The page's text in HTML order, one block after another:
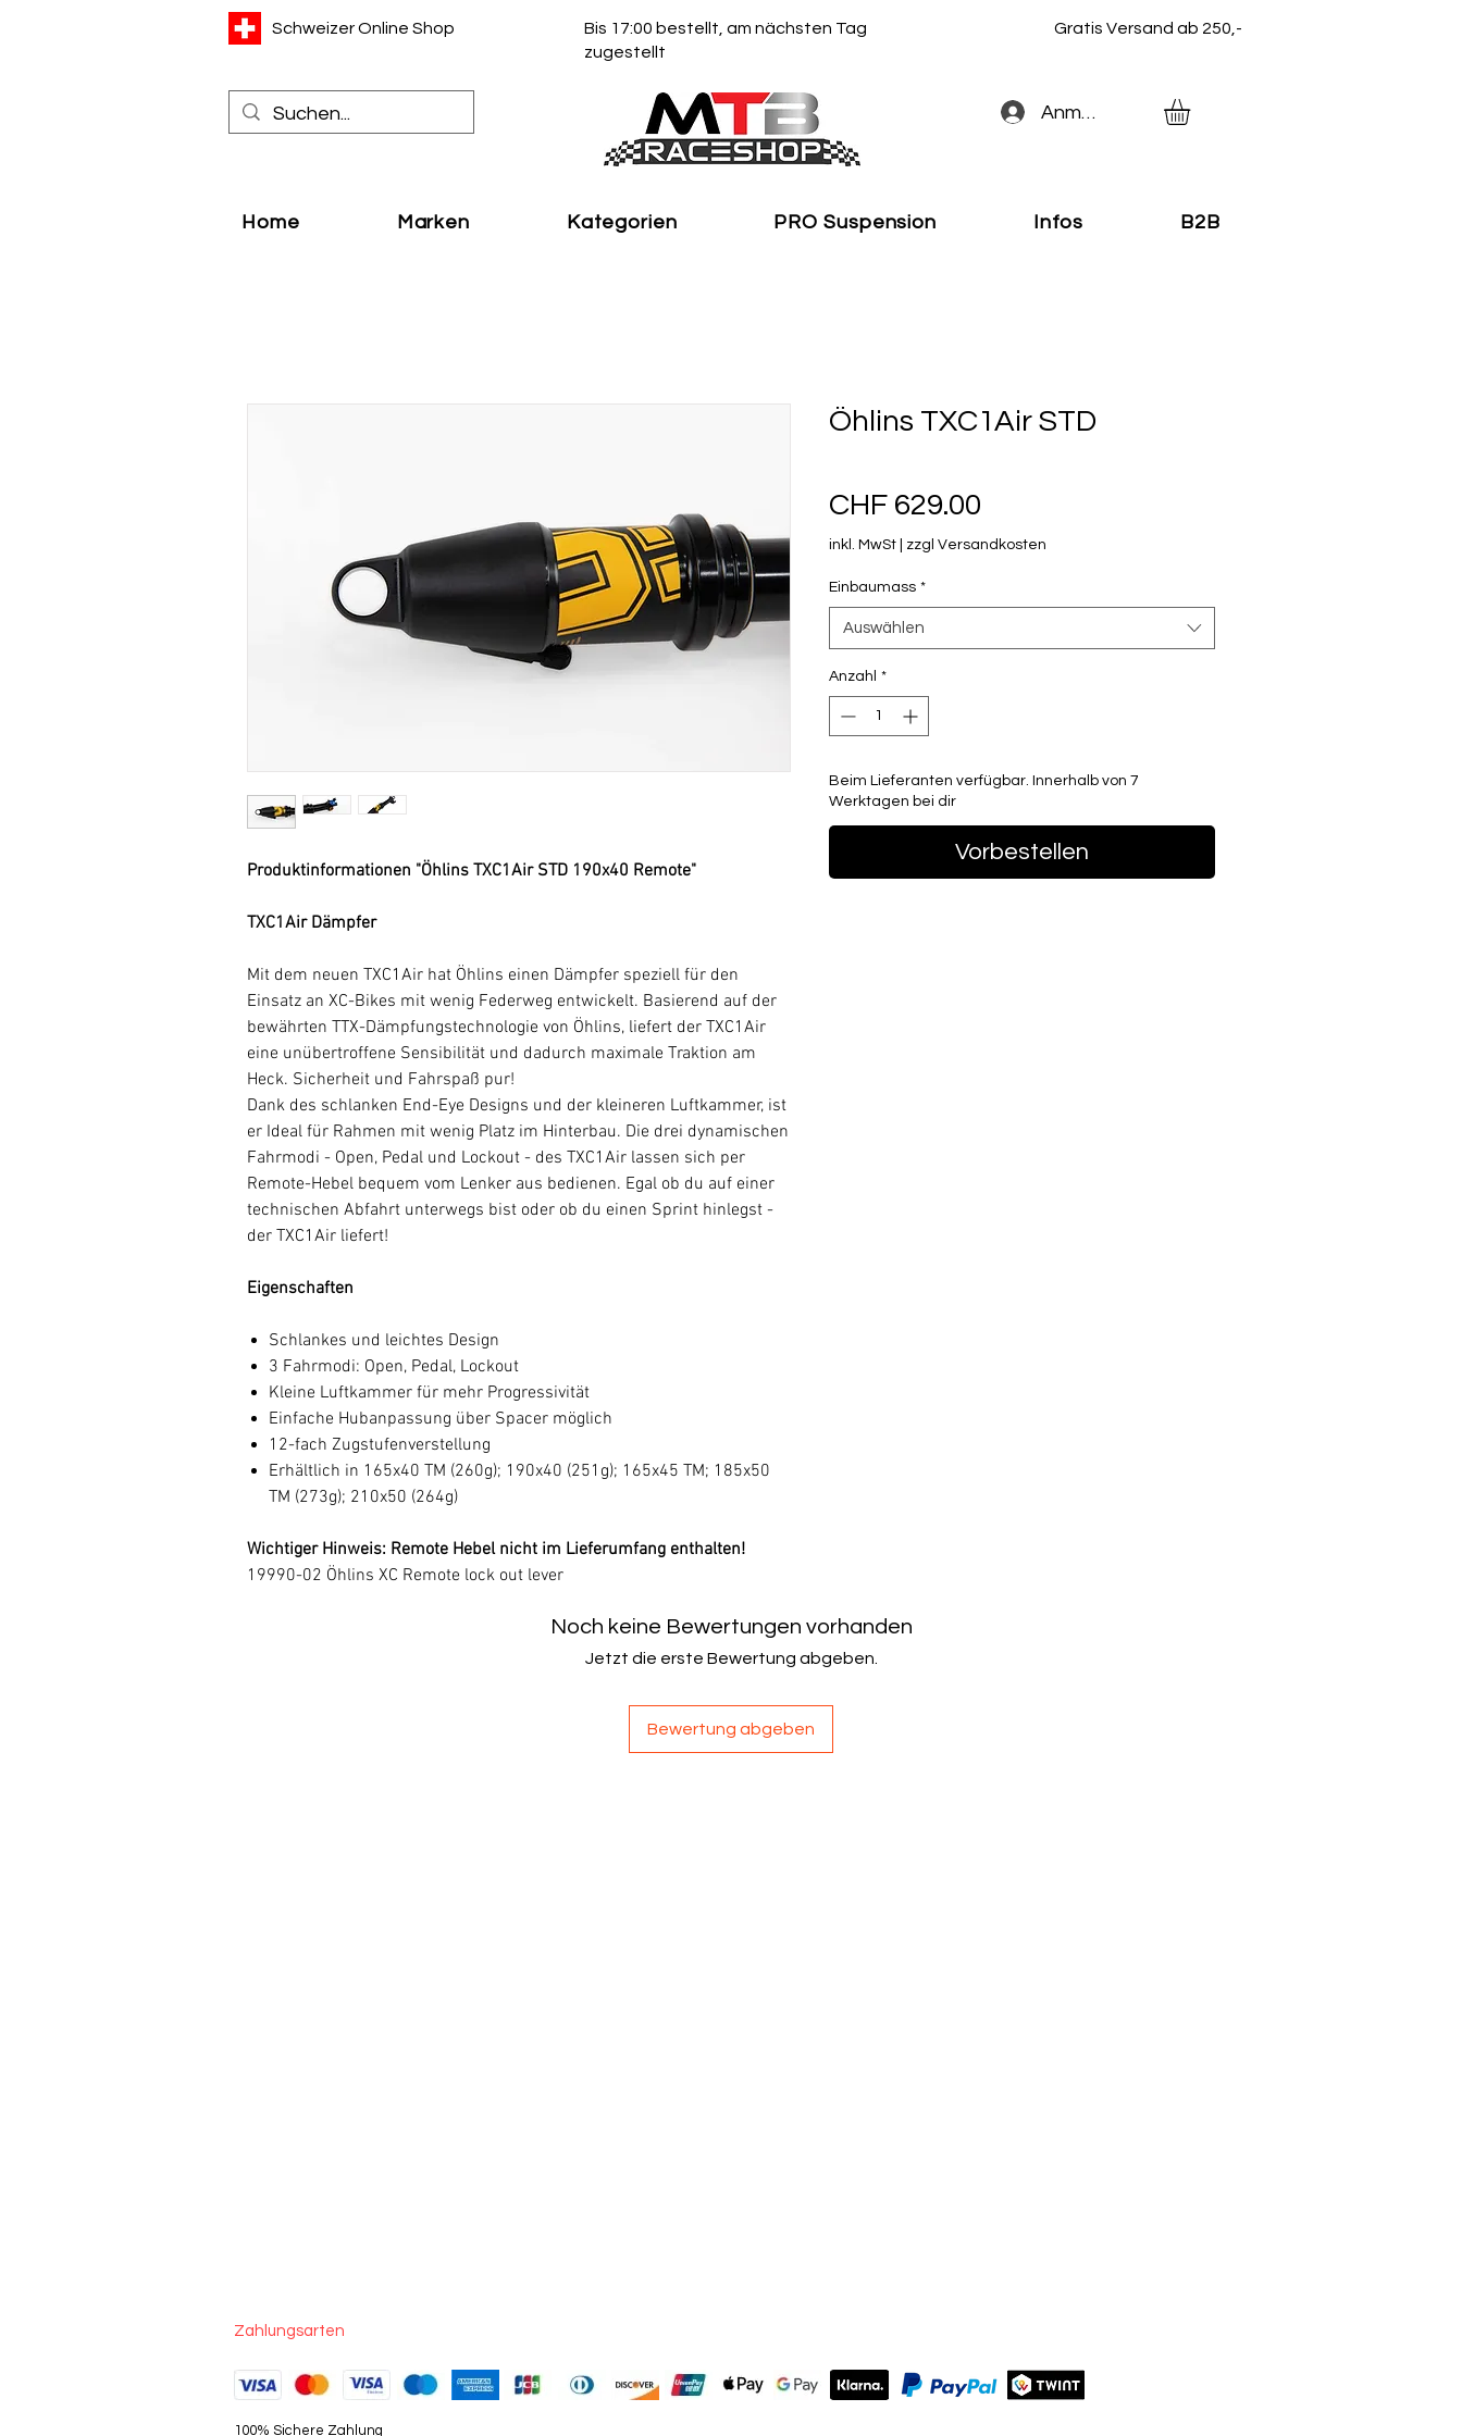
Schweizer Online Shop
Bis 17:00 bestellt, am nächsten Tag
zugestellt
Gratis Versand ab 250,-
Anmelden
Home Marken Kategorien PRO Suspension Infos B2B
Produktinformationen "Öhlins TXC1Air STD 190x40 Remote"
TXC1Air Dämpfer
Mit dem neuen TXC1Air hat Öhlins einen Dämpfer speziell für den
Einsatz an XC-Bikes mit wenig Federweg entwickelt. Basierend auf der
bewährten TTX-Dämpfungstechnologie von Öhlins, liefert der TXC1Air
eine unübertroffene Sensibilität und dadurch maximale Traktion am
Heck. Sicherheit und Fahrspaß pur!
Dank des schlanken End-Eye Designs und der kleineren Luftkammer, ist
er Ideal für Rahmen mit wenig Platz im Hinterbau. Die drei dynamischen
Fahrmodi - Open, Pedal und Lockout - des TXC1Air lassen sich per
Remote-Hebel bequem vom Lenker aus bedienen. Egal ob du auf einer
technischen Abfahrt unterwegs bist oder ob du einen Sprint hinlegst -
der TXC1Air liefert!
Eigenschaften
Schlankes und leichtes Design
3 Fahrmodi: Open, Pedal, Lockout
Kleine Luftkammer für mehr Progressivität
Einfache Hubanpassung über Spacer möglich
12-fach Zugstufenverstellung
Erhältlich in 165x40 TM (260g); 190x40 (251g); 165x45 TM; 185x50
TM (273g); 210x50 (264g)
Wichtiger Hinweis: Remote Hebel nicht im Lieferumfang enthalten!
19990-02 Öhlins XC Remote lock out lever
Öhlins TXC1Air STD
CHF 629.00
inkl. MwSt zzgl Versandkosten
Einbaumass *
Auswählen
Anzahl *
Beim Lieferanten verfügbar. Innerhalb von 7
Werktagen bei dir
Vorbestellen
Noch keine Bewertungen vorhanden
Jetzt die erste Bewertung abgeben.
Bewertung abgeben
Zahlungsarten
100% Sichere Zahlung